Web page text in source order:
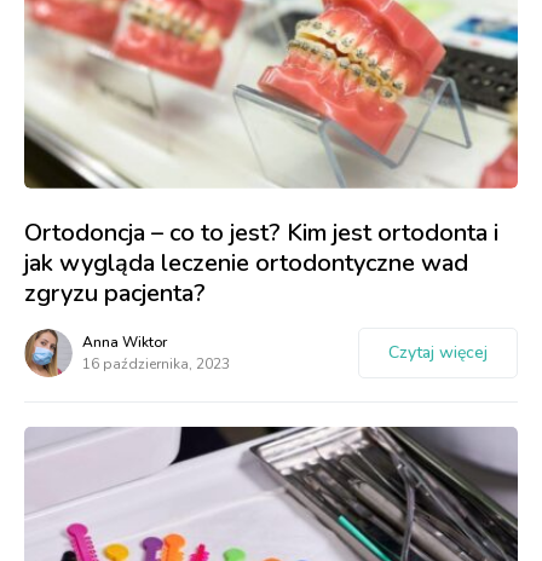
Ortodoncja – co to jest? Kim jest ortodonta i
jak wygląda leczenie ortodontyczne wad
zgryzu pacjenta?
Anna Wiktor
16 października, 2023
Czytaj więcej